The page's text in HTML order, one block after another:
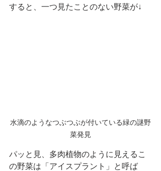
すると、一つ見たことのない野菜が↓
水滴のようなつぶつぶが付いている緑の謎野
菜発見
パッと見、多肉植物のように見えるこ
の野菜は「アイスプラント」と呼ば